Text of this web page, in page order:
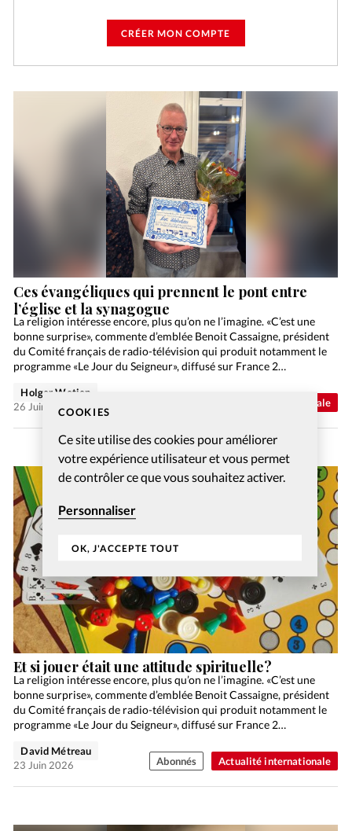
COOKIES
Ce site utilise des cookies pour améliorer
votre expérience utilisateur et vous permet
de contrôler ce que vous souhaitez activer.
Personnaliser
OK, J'ACCEPTE TOUT
CRÉER MON COMPTE
Actualité internationale
Ces évangéliques qui prennent le pont entre
l’église et la synagogue
La religion intéresse encore, plus qu’on ne l’imagine. «C’est une
bonne surprise», commente d’emblée Benoit Cassaigne, président
du Comité français de radio-télévision qui produit notamment le
programme «Le Jour du Seigneur», diffusé sur France 2…
Holger Wetjen
26 Juin 2026
Actualité internationale
Et si jouer était une attitude spirituelle?
La religion intéresse encore, plus qu’on ne l’imagine. «C’est une
bonne surprise», commente d’emblée Benoit Cassaigne, président
du Comité français de radio-télévision qui produit notamment le
programme «Le Jour du Seigneur», diffusé sur France 2…
David Métreau
23 Juin 2026
Abonnés